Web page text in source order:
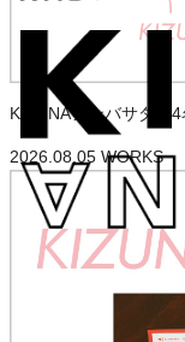
KIZUNAアンバサダー
2026.08.05 WORKS